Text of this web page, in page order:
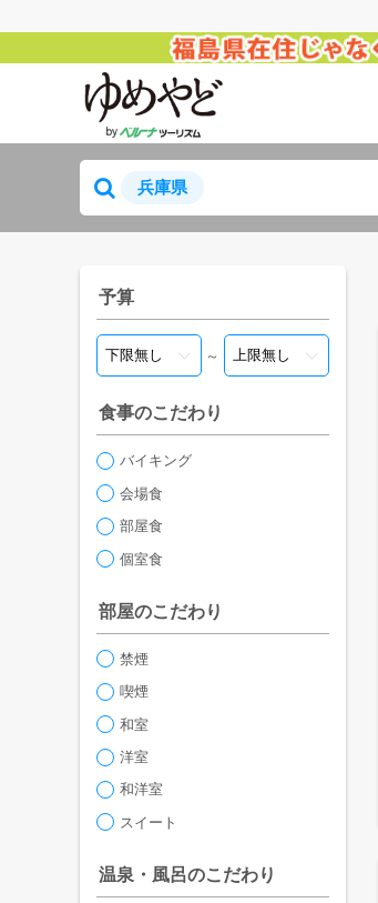
兵庫県
予算
～
食事のこだわり
バイキング
会場食
部屋食
個室食
部屋のこだわり
禁煙
喫煙
和室
洋室
和洋室
スイート
温泉・風呂のこだわり